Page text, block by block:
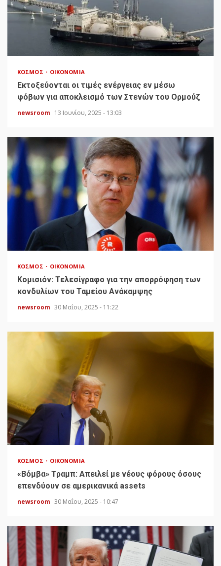
ΚΌΣΜΟΣ ΟΙΚΟΝΟΜΊΑ
Εκτοξεύονται οι τιμές ενέργειας εν μέσω
φόβων για αποκλεισμό των Στενών του Ορμούζ
newsroom 13 Ιουνίου, 2025 - 13:03
ΚΌΣΜΟΣ ΟΙΚΟΝΟΜΊΑ
Κομισιόν: Τελεσίγραφο για την απορρόφηση των
κονδυλίων του Ταμείου Ανάκαμψης
newsroom 30 Μαΐου, 2025 - 11:22
ΚΌΣΜΟΣ ΟΙΚΟΝΟΜΊΑ
«Bόμβα» Τραμπ: Απειλεί με νέους φόρους όσους
επενδύουν σε αμερικανικά assets
newsroom 30 Μαΐου, 2025 - 10:47